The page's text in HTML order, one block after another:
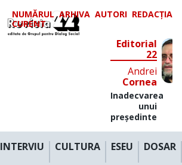
NUMĂRUL
CURENT
ARHIVA AUTORI REDACȚIA
Editorial
22
Andrei
Cornea
Inadecvarea
unui
președinte
INTERVIU CULTURA ESEU DOSAR